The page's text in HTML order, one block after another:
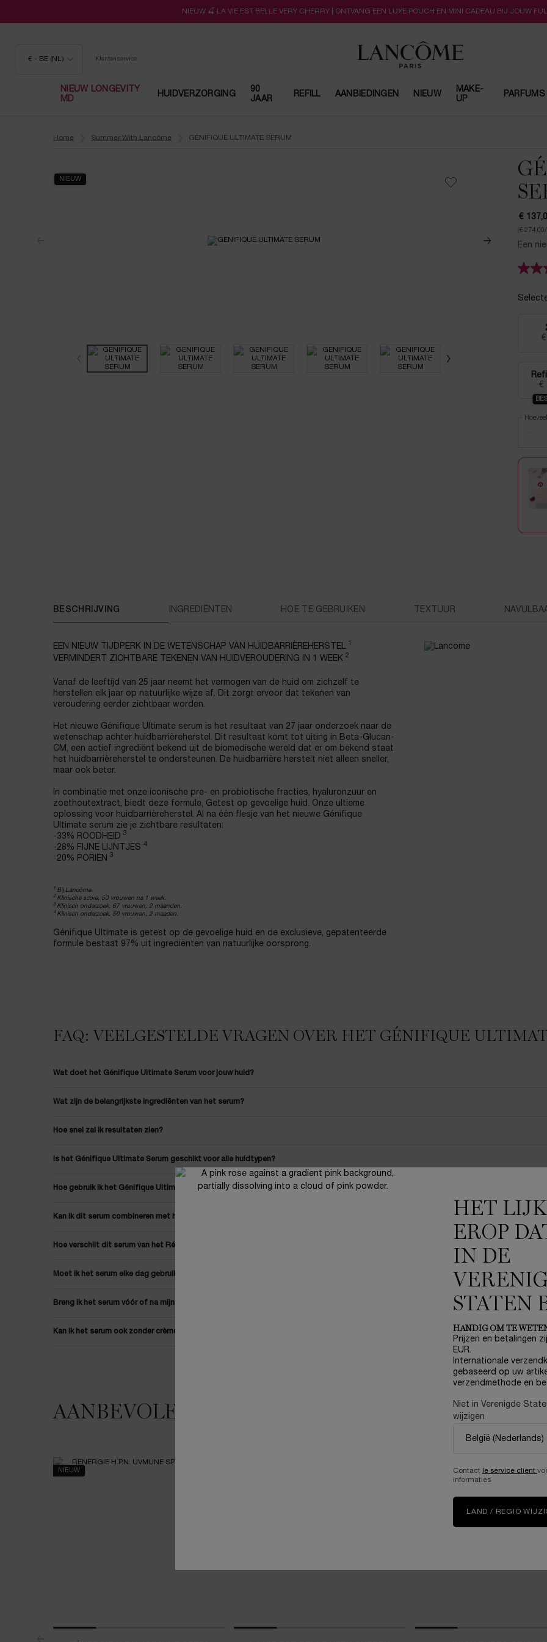
NIEUW 🍒 LA VIE EST BELLE VERY CHERRY | ONTVANG EEN LUXE POUCH EN MINI CADEAU BIJ JOUW
€ - BE (NL) Klantenservice
NIEUW LONGEVITY
MD
HUIDVERZORGING
90
JAAR
REFILL AANBIEDINGEN NIEUW
MAKE-
UP
PARFUMS
Home Summer With Lancôme GÉNIFIQUE ULTIMATE SERUM
€
(€
Een
NIEUW
€
BESCHRIJVING INGREDIËNTEN HOE TE GEBRUIKEN TEXTUUR
EEN NIEUW TIJDPERK IN DE WETENSCHAP VAN HUIDBARRIÈREHERSTEL
VERMINDERT ZICHTBARE TEKENEN VAN HUIDVEROUDERING IN 1 WEEK 2
Vanaf de leeftijd van 25 jaar neemt het vermogen van de huid om zichzelf te
herstellen elk jaar op natuurlijke wijze af. Dit zorgt ervoor dat tekenen van
veroudering eerder zichtbaar worden.
Het nieuwe Génifique Ultimate serum is het resultaat van 27 jaar onderzoek naar de
wetenschap achter huidbarrièreherstel. Dit resultaat komt tot uiting in Beta-Glucan-
CM, een actief ingrediënt bekend uit de biomedische wereld dat er om bekend staat
het huidbarrièreherstel te ondersteunen. De huidbarrière herstelt niet alleen sneller,
maar ook beter.
In combinatie met onze iconische pre- en probiotische fracties, hyaluronzuur en
zoethoutextract, biedt deze formule, Getest op gevoelige huid. Onze ultieme
oplossing voor huidbarrièreherstel. Al na één flesje van het nieuwe Génifique
Ultimate serum zie je zichtbare resultaten:
-33% ROODHEID 3
-28% FIJNE LIJNTJES 4
-20% PORIËN 3
1 Bij Lancôme
2 Klinische score, 50 vrouwen na 1 week.
3 Klinisch onderzoek, 67 vrouwen, 2 maanden.
4 Klinisch onderzoek, 50 vrouwen, 2 maaden.
Génifique Ultimate is getest op de gevoelige huid en de exclusieve, gepatenteerde
formule bestaat 97% uit ingrediënten van natuurlijke oorsprong.
FAQ: VEELGESTELDE VRAGEN OVER HET GÉNIFIQUE
Wat doet het Génifique Ultimate Serum voor jouw huid?
Wat zijn de belangrijkste ingrediënten van het serum?
Hoe snel zal ik resultaten zien?
Is het Génifique Ultimate Serum geschikt voor alle huidtypen?
Hoe gebruik ik het Génifique Ultimate Serum?
Kan ik dit serum combineren met het Rénergie H.C.F. Triple Serum?
Hoe verschilt dit serum van het Rénergie H.C.F. Triple Serum?
Moet ik het serum elke dag gebruiken?
Breng ik het serum vóór of na mijn crème aan?
Kan ik het serum ook zonder crème gebruiken?
JE HOUDT MISSCHIEN VANAANBEVOLEN VOOR JOU
NIEUW
HET
EROP
IN DE
STATEN
HANDIG OM TE
Prijzen en betalingen
EUR.
Internationale
gebaseerd op uw
verzendmethode en
Niet in Verenigde
wijzigen
Contact le service client
informaties
LAND / REGIO